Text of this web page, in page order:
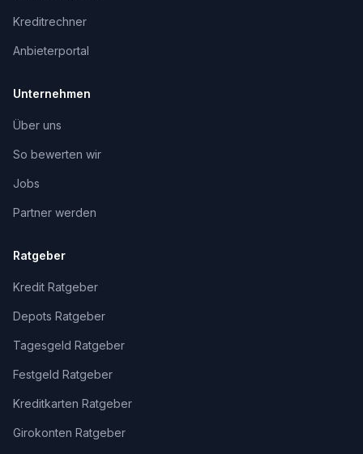
Kreditrechner
Anbieterportal
Unternehmen
Über uns
So bewerten wir
Jobs
Partner werden
Ratgeber
Kredit Ratgeber
Depots Ratgeber
Tagesgeld Ratgeber
Festgeld Ratgeber
Kreditkarten Ratgeber
Girokonten Ratgeber